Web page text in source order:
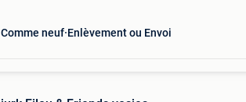
Comme neuf Enlèvement ou Envoi